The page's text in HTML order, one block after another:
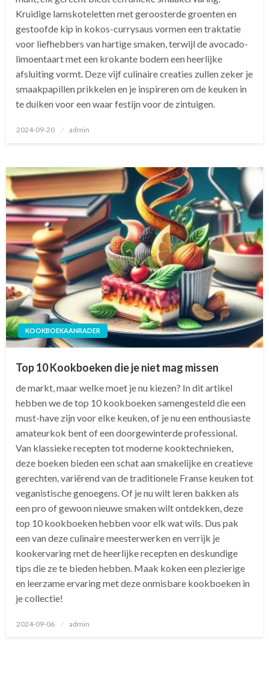
Kruidige lamskoteletten met geroosterde groenten en
gestoofde kip in kokos-currysaus vormen een traktatie
voor liefhebbers van hartige smaken, terwijl de avocado-
limoentaart met een krokante bodem een heerlijke
afsluiting vormt. Deze vijf culinaire creaties zullen zeker je
smaakpapillen prikkelen en je inspireren om de keuken in
te duiken voor een waar festijn voor de zintuigen.
Geplaatst
2024-09-20 admin
KOOKBOEKAANRADER
Top 10 Kookboeken die je niet mag missen
de markt, maar welke moet je nu kiezen? In dit artikel
hebben we de top 10 kookboeken samengesteld die een
must-have zijn voor elke keuken, of je nu een enthousiaste
amateurkok bent of een doorgewinterde professional.
Van klassieke recepten tot moderne kooktechnieken,
deze boeken bieden een schat aan smakelijke en creatieve
gerechten, variërend van de traditionele Franse keuken tot
veganistische genoegens. Of je nu wilt leren bakken als
een pro of gewoon nieuwe smaken wilt ontdekken, deze
top 10 kookboeken hebben voor elk wat wils. Dus pak
een van deze culinaire meesterwerken en verrijk je
kookervaring met de heerlijke recepten en deskundige
tips die ze te bieden hebben. Maak koken een plezierige
en leerzame ervaring met deze onmisbare kookboeken in
je collectie!
Geplaatst
2024-09-06 admin